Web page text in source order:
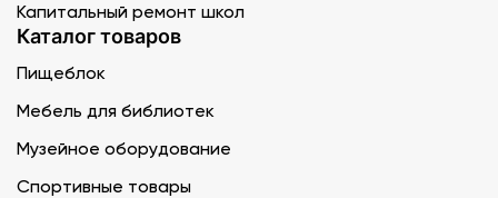
Капитальный ремонт школ
Каталог товаров
Пищеблок
Мебель для библиотек
Музейное оборудование
Спортивные товары